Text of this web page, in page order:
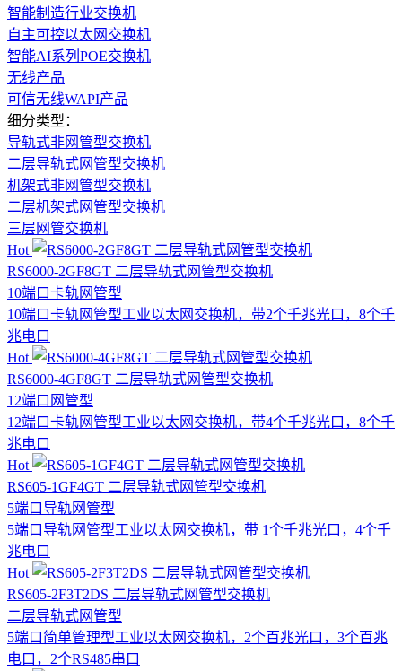
智能制造行业交换机
自主可控以太网交换机
智能AI系列POE交换机
无线产品
可信无线WAPI产品
细分类型：
导轨式非网管型交换机
二层导轨式网管型交换机
机架式非网管型交换机
二层机架式网管型交换机
三层网管交换机
Hot
RS6000-2GF8GT 二层导轨式网管型交换机
10端口卡轨网管型
10端口卡轨网管型工业以太网交换机，带2个千兆光口，8个千
兆电口
Hot
RS6000-4GF8GT 二层导轨式网管型交换机
12端口 网管型
12端口卡轨网管型工业以太网交换机，带4个千兆光口，8个千
兆电口
Hot
RS605-1GF4GT 二层导轨式网管型交换机
5端口 导轨网管型
5端口导轨网管型工业以太网交换机，带 1个千兆光口，4个千
兆电口
Hot
RS605-2F3T2DS 二层导轨式网管型交换机
二层导轨式网管型
5端口简单管理型工业以太网交换机，2个百兆光口，3个百兆
电口，2个RS485串口